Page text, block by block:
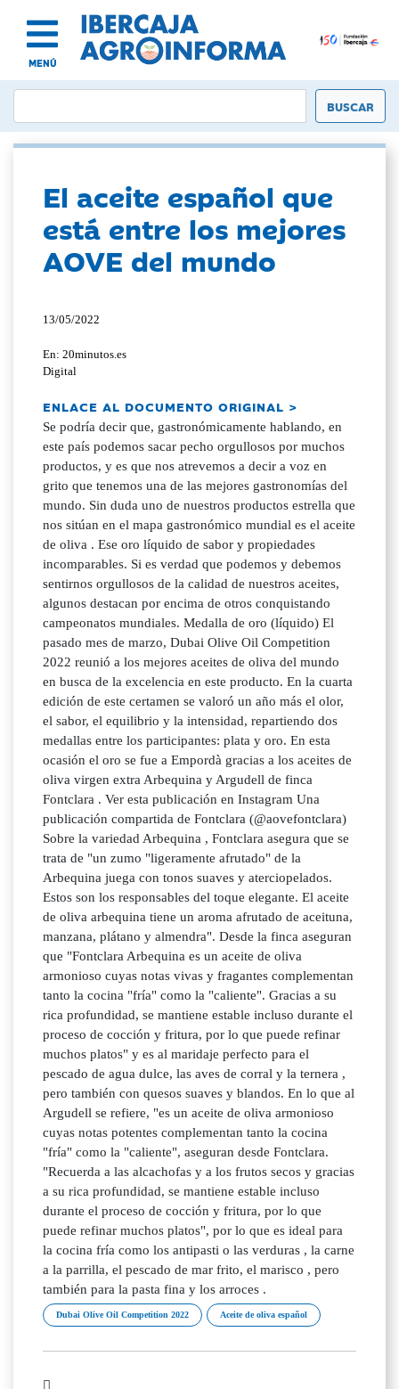
MENÚ
El aceite español que
está entre los mejores
AOVE del mundo
13/05/2022
En: 20minutos.es
Digital
ENLACE AL DOCUMENTO ORIGINAL >
Se podría decir que, gastronómicamente hablando, en
este país podemos sacar pecho orgullosos por muchos
productos, y es que nos atrevemos a decir a voz en
grito que tenemos una de las mejores gastronomías del
mundo. Sin duda uno de nuestros productos estrella que
nos sitúan en el mapa gastronómico mundial es el aceite
de oliva . Ese oro líquido de sabor y propiedades
incomparables. Si es verdad que podemos y debemos
sentirnos orgullosos de la calidad de nuestros aceites,
algunos destacan por encima de otros conquistando
campeonatos mundiales. Medalla de oro (líquido) El
pasado mes de marzo, Dubai Olive Oil Competition
2022 reunió a los mejores aceites de oliva del mundo
en busca de la excelencia en este producto. En la cuarta
edición de este certamen se valoró un año más el olor,
el sabor, el equilibrio y la intensidad, repartiendo dos
medallas entre los participantes: plata y oro. En esta
ocasión el oro se fue a Empordà gracias a los aceites de
oliva virgen extra Arbequina y Argudell de finca
Fontclara . Ver esta publicación en Instagram Una
publicación compartida de Fontclara (@aovefontclara)
Sobre la variedad Arbequina , Fontclara asegura que se
trata de "un zumo "ligeramente afrutado" de la
Arbequina juega con tonos suaves y aterciopelados.
Estos son los responsables del toque elegante. El aceite
de oliva arbequina tiene un aroma afrutado de aceituna,
manzana, plátano y almendra". Desde la finca aseguran
que "Fontclara Arbequina es un aceite de oliva
armonioso cuyas notas vivas y fragantes complementan
tanto la cocina "fría" como la "caliente". Gracias a su
rica profundidad, se mantiene estable incluso durante el
proceso de cocción y fritura, por lo que puede refinar
muchos platos" y es al maridaje perfecto para el
pescado de agua dulce, las aves de corral y la ternera ,
pero también con quesos suaves y blandos. En lo que al
Argudell se refiere, "es un aceite de oliva armonioso
cuyas notas potentes complementan tanto la cocina
"fría" como la "caliente", aseguran desde Fontclara.
"Recuerda a las alcachofas y a los frutos secos y gracias
a su rica profundidad, se mantiene estable incluso
durante el proceso de cocción y fritura, por lo que
puede refinar muchos platos", por lo que es ideal para
la cocina fría como los antipasti o las verduras , la carne
a la parrilla, el pescado de mar frito, el marisco , pero
también para la pasta fina y los arroces .
Dubai Olive Oil Competition 2022 Aceite de oliva español